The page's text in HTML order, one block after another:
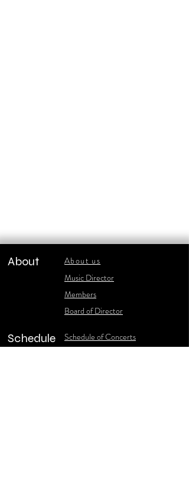
About
About us
​Music Director
​Members
Board of Director
Schedule
Schedule of Concerts